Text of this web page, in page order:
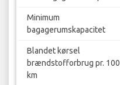
Minimum
bagagerumskapacitet
Blandet kørsel
brændstofforbrug pr. 100
km